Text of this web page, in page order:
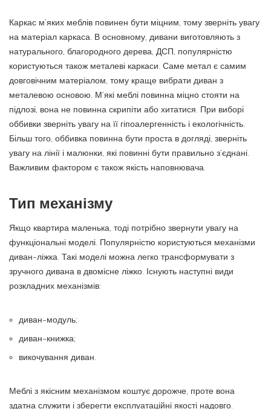
Каркас м’яких меблів повинен бути міцним, тому зверніть увагу
на матеріал каркаса. В основному, дивани виготовляють з
натурального, благородного дерева, ДСП, популярністю
користуються також металеві каркаси. Саме метал є самим
довговічним матеріалом, тому краще вибрати диван з
металевою основою. М’які меблі повинна міцно стояти на
підлозі, вона не повинна скрипіти або хитатися. При виборі
оббивки зверніть увагу на її гіпоалергенність і екологічність.
Більш того, оббивка повинна бути проста в догляді, зверніть
увагу на лінії і малюнки, які повинні бути правильно з’єднані.
Важливим фактором є також якість наповнювача.
Тип механізму
Якщо квартира маленька, тоді потрібно звернути увагу на
функціональні моделі. Популярністю користуються механізми
диван-ліжка. Такі моделі можна легко трансформувати з
зручного дивана в двомісне ліжко. Існують наступні види
розкладних механізмів:
диван-модуль;
диван-книжка;
викочування диван.
Меблі з якісним механізмом коштує дорожче, проте вона
здатна служити і зберегти експлуатаційні якості надовго.